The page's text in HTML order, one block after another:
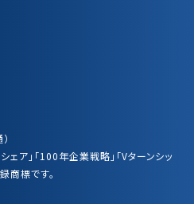
ェア」「100年企業戦略」「Vターンシッ
商標です。